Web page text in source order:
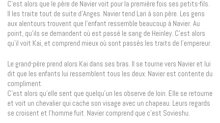
C’est alors que le père de Navier voit pour la première fois ses petits-fils.
Il les traite tout de suite d’Anges. Navier tend Lari à son père. Les gens
aux alentours trouvent que l’enfant ressemble beaucoup à Navier. Au
point, qu’ils se demandent où est passé le sang de Heinley. C’est alors
qu’il voit Kai, et comprend mieux où sont passés les traits de l’empereur.
Le grand-père prend alors Kai dans ses bras. Il se tourne vers Navier et lui
dit que les enfants lui ressemblent tous les deux. Navier est contente du
compliment.
C’est alors qu’elle sent que quelqu’un les observe de loin. Elle se retourne
et voit un chevalier qui cache son visage avec un chapeau. Leurs regards
se croisent et l’homme fuit. Navier comprend que c’est Sovieshu.